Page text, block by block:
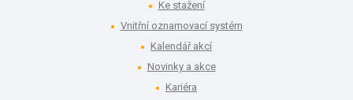
Ke stažení
Vnitřní oznamovací systém
Kalendář akcí
Novinky a akce
Kariéra